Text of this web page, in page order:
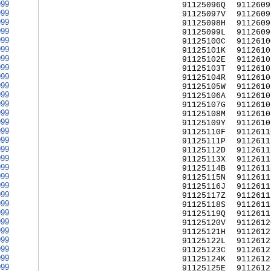
91125096Q
91125097V
91125098H
91125099L
91125100C
91125101K
91125102E
91125103T
91125104R
91125105W
91125106A
91125107G
91125108M
91125109Y
91125110F
91125111P
91125112D
91125113X
91125114B
91125115N
91125116J
91125117Z
91125118S
91125119Q
91125120V
91125121H
91125122L
91125123C
91125124K
91125125E